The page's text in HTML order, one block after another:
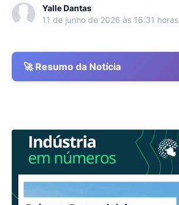
Yalle Dantas
11 de junho de 2026 às 16:31 horas
🚀 Resumo da Notícia